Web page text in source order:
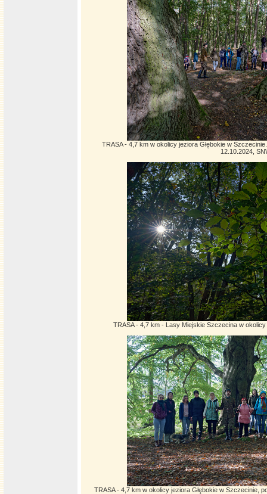
TRASA - 4,7 km w okolicy jeziora Głębokie w
12.10.2024,
TRASA - 4,7 km - Lasy Miejskie Szczecina w
TRASA - 4,7 km w okolicy jeziora Głębokie w Szczecinie,